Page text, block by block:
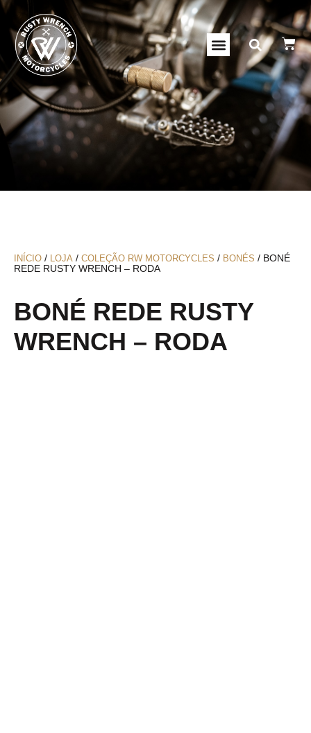
INÍCIO / LOJA / COLEÇÃO RW MOTORCYCLES / BONÉS / BONÉ
REDE RUSTY WRENCH – RODA
BONÉ REDE RUSTY
WRENCH – RODA